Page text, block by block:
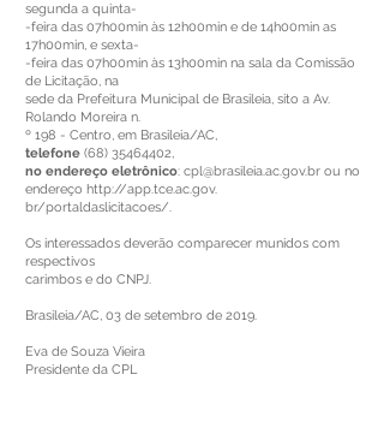
segunda a quinta-
-feira das 07h00min às 12h00min e de 14h00min as
17h00min, e sexta-
-feira das 07h00min às 13h00min na sala da Comissão
de Licitação, na
sede da Prefeitura Municipal de Brasileia, sito a Av.
Rolando Moreira n.
º 198 - Centro, em Brasileia/AC,
telefone (68) 35464402,
no endereço eletrônico: cpl@brasileia.ac.gov.br ou no
endereço http://app.tce.ac.gov.
br/portaldaslicitacoes/.
Os interessados deverão comparecer munidos com
respectivos
carimbos e do CNPJ.
Brasileia/AC, 03 de setembro de 2019.
Eva de Souza Vieira
Presidente da CPL